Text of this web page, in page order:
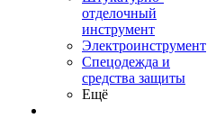
отделочный
инструмент
Электроинструмент
Спецодежда и
средства защиты
Ещё